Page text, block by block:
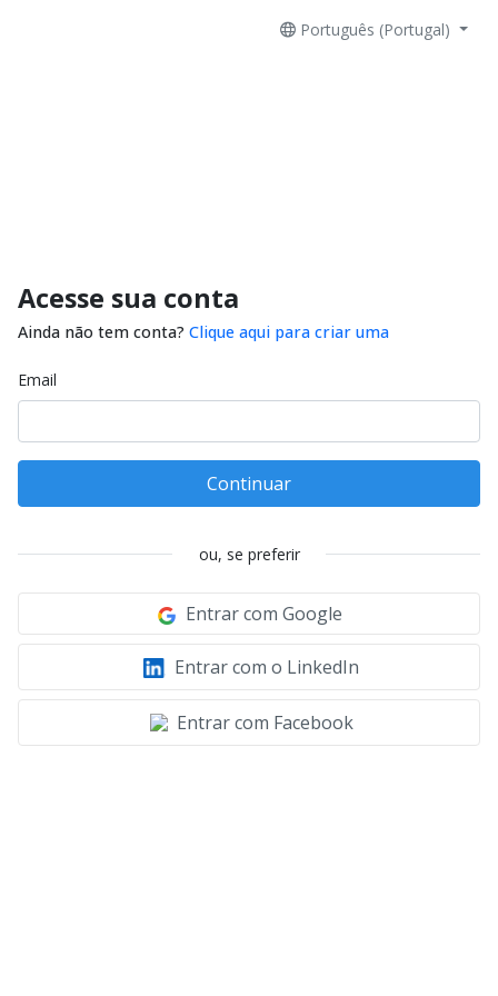
Português (Portugal)
Acesse sua conta
Ainda não tem conta? Clique aqui para criar uma
Email
Continuar
ou, se preferir
Entrar com Google
Entrar com o LinkedIn
Entrar com Facebook